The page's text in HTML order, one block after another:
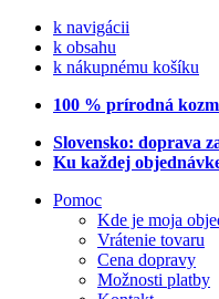
k navigácii
k obsahu
k nákupnému košíku
100 % prírodná
Slovensko: doprava
Ku každej
Pomoc
Kde je moja
Vrátenie tovaru
Cena dopravy
Možnosti platby